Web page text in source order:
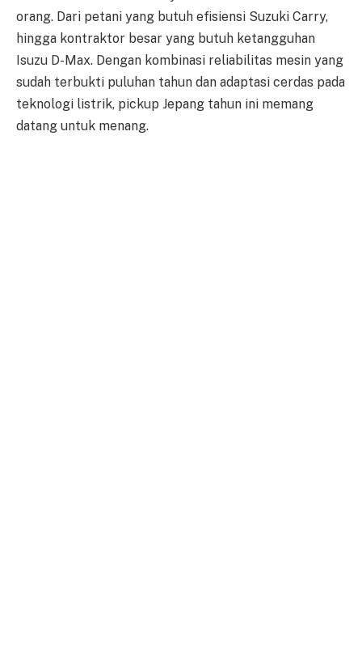
orang. Dari petani yang butuh efisiensi Suzuki Carry,
hingga kontraktor besar yang butuh ketangguhan
Isuzu D-Max. Dengan kombinasi reliabilitas mesin yang
sudah terbukti puluhan tahun dan adaptasi cerdas pada
teknologi listrik, pickup Jepang tahun ini memang
datang untuk menang.